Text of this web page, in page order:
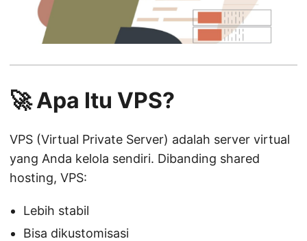
🚀 Apa Itu VPS?
VPS (Virtual Private Server) adalah server virtual
yang Anda kelola sendiri. Dibanding shared
hosting, VPS:
Lebih stabil
Bisa dikustomisasi